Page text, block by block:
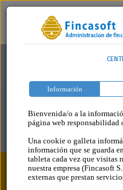
Blog Categoria
Información
Bienvenida/o a la
página web responsabilidad
Una cookie o galleta
información que se guarda
tableta cada vez que visitas
nuestra empresa (Fincasoft
externas que prestan